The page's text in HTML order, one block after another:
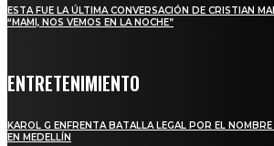
ESTA FUE LA ÚLTIMA CONVERSACIÓN DE CRISTIAN
“MAMI, NOS VEMOS EN LA NOCHE”
ENTRETENIMIENTO
KAROL G ENFRENTA BATALLA LEGAL POR EL
EN MEDELLÍN